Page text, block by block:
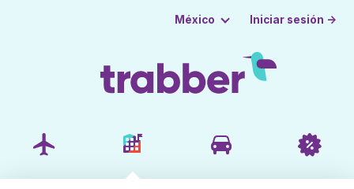
México Iniciar sesión →